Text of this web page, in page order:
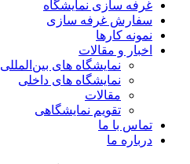
غرفه سازی نمایشگاه
سفارش غرفه سازی
نمونه کارها
اخبار و مقالات
نمایشگاه های بین‌المللی
نمایشگاه های داخلی
مقالات
تقویم نمایشگاهی
تماس با ما
درباره ما